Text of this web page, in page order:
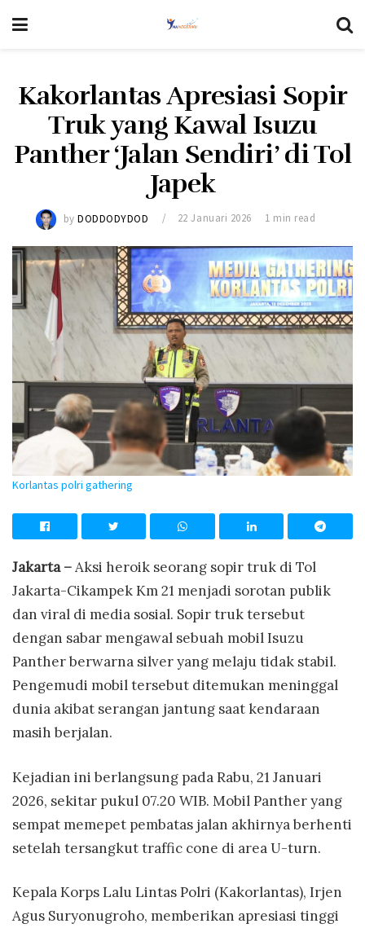
Kakorlantas Apresiasi Sopir
Truk yang Kawal Isuzu
Panther ‘Jalan Sendiri’ di Tol
Japek
by DODDODYDOD 22 Januari 2026 1 min read
Korlantas polri gathering
Jakarta –Aksi heroik seorang sopir truk di Tol
Jakarta-Cikampek Km 21 menjadi sorotan publik
dan viral di media sosial. Sopir truk tersebut
dengan sabar mengawal sebuah mobil Isuzu
Panther berwarna silver yang melaju tidak stabil.
Pengemudi mobil tersebut ditemukan meninggal
dunia akibat serangan jantung saat kendaraan
masih berjalan.
Kejadian ini berlangsung pada Rabu, 21 Januari
2026, sekitar pukul 07.20 WIB. Mobil Panther yang
sempat memepet pembatas jalan akhirnya berhenti
setelah tersangkut traffic cone di area U-turn.
Kepala Korps Lalu Lintas Polri (Kakorlantas), Irjen
Agus Suryonugroho, memberikan apresiasi tinggi